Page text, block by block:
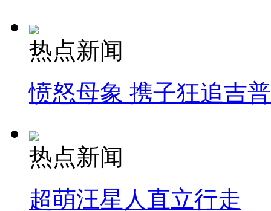
热点新闻
愤怒母象 携子狂追吉
热点新闻
超萌汪星人直立行走